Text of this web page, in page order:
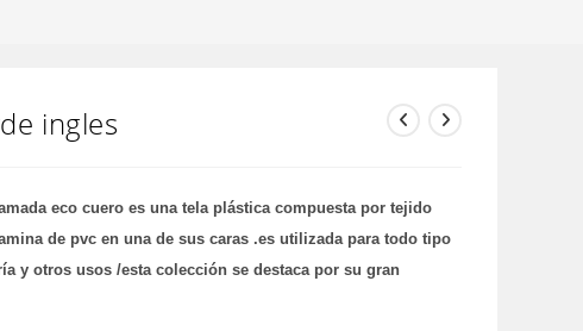
ingles
eco cuero es una tela plástica compuesta por tejido
de pvc en una de sus caras .es utilizada para todo tipo
y otros usos /esta colección se destaca por su gran